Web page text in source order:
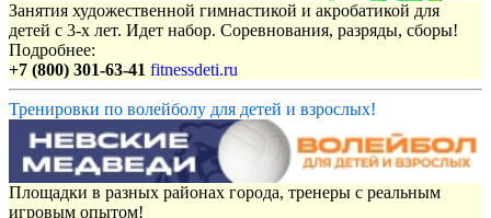
Занятия художественной гимнастикой и акробатикой для
детей с 3-х лет. Идет набор. Соревнования, разряды, сборы!
Подробнее:
+7 (800) 301-63-41 fitnessdeti.ru
Тренировки по волейболу для детей и взрослых!
Площадки в разных районах города, тренеры с реальным
игровым опытом!